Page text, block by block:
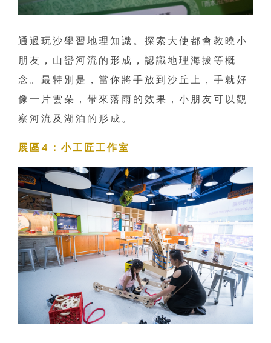
通過玩沙學習地理知識。探索大使都會教曉小
朋友，山巒河流的形成，認識地理海拔等概
念。最特別是，當你將手放到沙丘上，手就好
像一片雲朵，帶來落雨的效果，小朋友可以觀
察河流及湖泊的形成。
展區4：小工匠工作室